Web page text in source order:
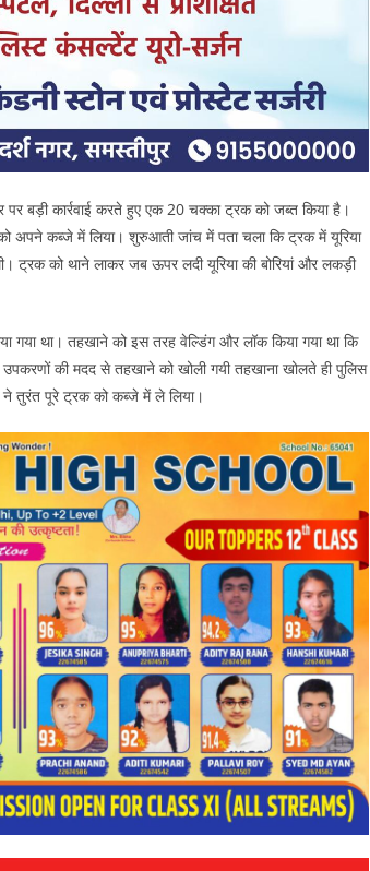
बड़ी कार्रवाई करते हुए एक 20 चक्का ट्रक को जब्त किया है।
अपने कब्जे में लिया। शुरुआती जांच में पता चला कि ट्रक में यूरिया
ट्रक को थाने लाकर जब ऊपर लदी यूरिया की बोरियां और लकड़ी
गया था। तहखाने को इस तरह वेल्डिंग और लॉक किया गया था कि
की मदद से तहखाने को खोली गयी तहखाना खोलते ही पुलिस
तुरंत पूरे ट्रक को कब्जे में ले लिया।